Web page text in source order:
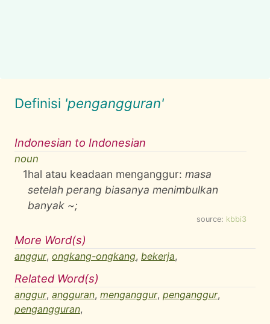
Definisi 'pengangguran'
Indonesian to Indonesian
noun
1hal atau keadaan menganggur:masa
setelah perang biasanya menimbulkan
banyak ~;
source: kbbi3
More Word(s)
anggur, ongkang-ongkang, bekerja,
Related Word(s)
anggur, angguran, menganggur, penganggur,
pengangguran,